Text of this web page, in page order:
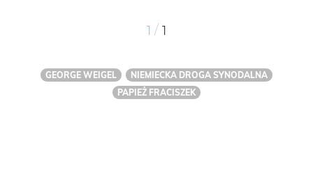
1 / 1
GEORGE WEIGEL
NIEMIECKA DROGA SYNODALNA
PAPIEŻ FRACISZEK